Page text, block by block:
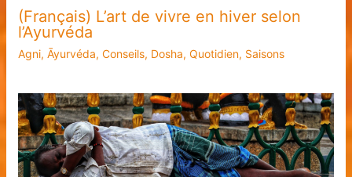
(Français) L’art de vivre en hiver selon
l’Ayurvéda
Agni, Āyurvéda, Conseils, Dosha, Quotidien, Saisons